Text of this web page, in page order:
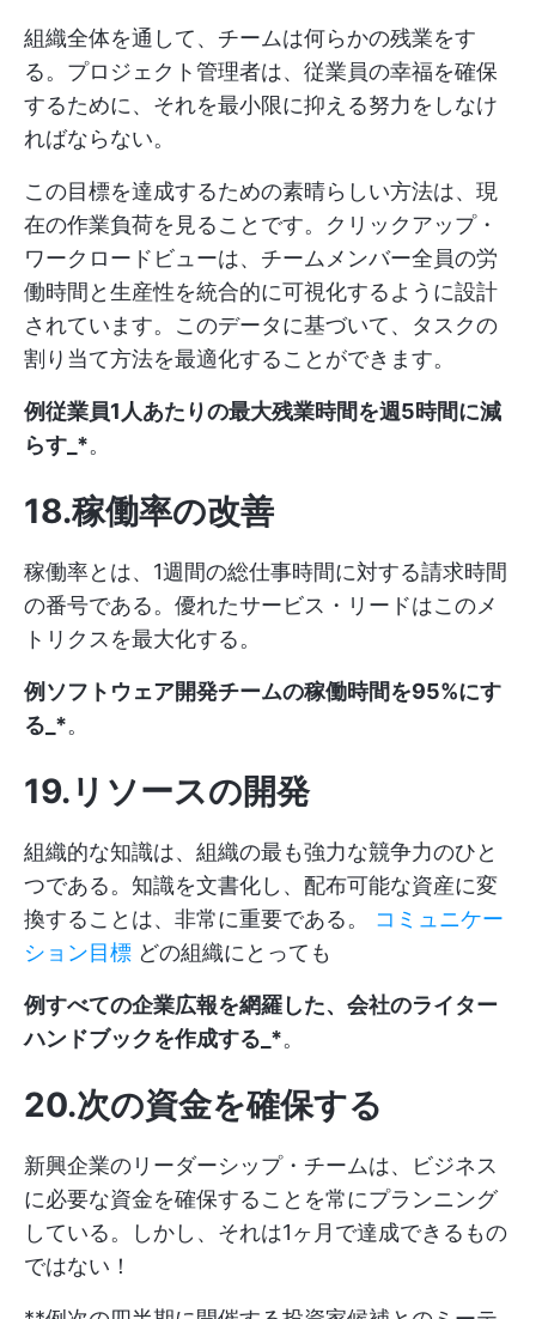
組織全体を通して、チームは何らかの残業をす
る。プロジェクト管理者は、従業員の幸福を確保
するために、それを最小限に抑える努力をしなけ
ればならない。
この目標を達成するための素晴らしい方法は、現
在の作業負荷を見ることです。クリックアップ・
ワークロードビューは、チームメンバー全員の労
働時間と生産性を統合的に可視化するように設計
されています。このデータに基づいて、タスクの
割り当て方法を最適化することができます。
例従業員1人あたりの最大残業時間を週5時間に減
らす_*。
18.稼働率の改善
稼働率とは、1週間の総仕事時間に対する請求時間
の番号である。優れたサービス・リードはこのメ
トリクスを最大化する。
例ソフトウェア開発チームの稼働時間を95%にす
る_*。
19.リソースの開発
組織的な知識は、組織の最も強力な競争力のひと
つである。知識を文書化し、配布可能な資産に変
換することは、非常に重要である。 コミュニケー
ション目標 どの組織にとっても
例すべての企業広報を網羅した、会社のライター
ハンドブックを作成する_*。
20.次の資金を確保する
新興企業のリーダーシップ・チームは、ビジネス
に必要な資金を確保することを常にプランニング
している。しかし、それは1ヶ月で達成できるもの
ではない！